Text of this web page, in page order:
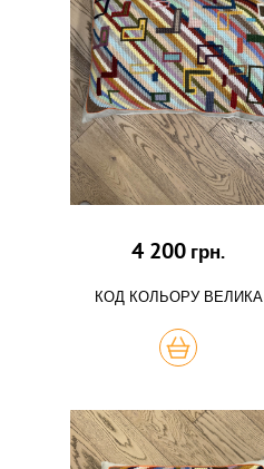
4 200 грн.
КОД КОЛЬОРУ ВЕЛИКА
КУПИТЬ